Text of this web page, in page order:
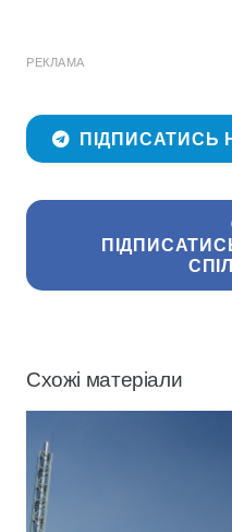
РЕКЛАМА
ПІДПИСАТИСЬ
Схожі матеріали